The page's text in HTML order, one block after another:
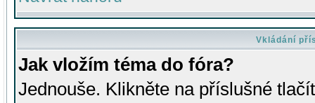
Vkládání
Jak vložím téma do fóra?
Jednouše. Klikněte na příslušné